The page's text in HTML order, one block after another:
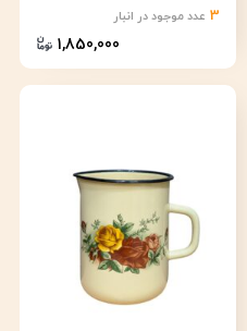
3 عدد موجود در انبار
1,850,000